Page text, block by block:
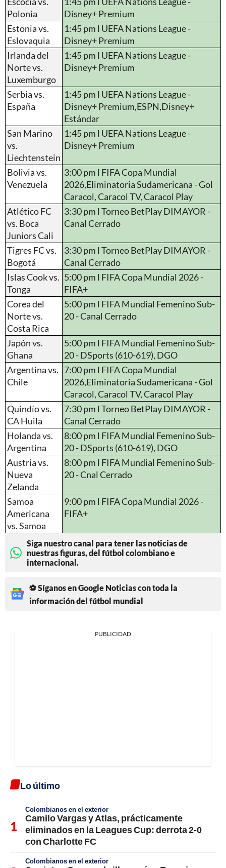
Polonia
Disney+ Premium
Estonia vs.
Eslovaquia
1:45 pm l UEFA Nations League -
Disney+ Premium
Irlanda del
Norte vs.
Luxemburgo
1:45 pm l UEFA Nations League -
Disney+ Premium
Serbia vs.
España
1:45 pm l UEFA Nations League -
Disney+ Premium,ESPN,Disney+
Estándar
San Marino
vs.
Liechtenstein
1:45 pm l UEFA Nations League -
Disney+ Premium
Bolivia vs.
Venezuela
3:00 pm l FIFA Copa Mundial
2026,Eliminatoria Sudamericana - Gol
Caracol, Caracol TV, Caracol Play
Atlético FC
vs. Boca
Juniors Cali
3:30 pm l Torneo BetPlay DIMAYOR -
Canal Cerrado
Tigres FC vs.
Bogotá
3:30 pm l Torneo BetPlay DIMAYOR -
Canal Cerrado
Islas Cook vs.
Tonga
5:00 pm l FIFA Copa Mundial 2026 -
FIFA+
Corea del
Norte vs.
Costa Rica
5:00 pm l FIFA Mundial Femenino Sub-
20 - Canal Cerrado
Japón vs.
Ghana
5:00 pm l FIFA Mundial Femenino Sub-
20 - DSports (610-619), DGO
Argentina vs.
Chile
7:00 pm l FIFA Copa Mundial
2026,Eliminatoria Sudamericana - Gol
Caracol, Caracol TV, Caracol Play
Quindío vs.
CA Huila
7:30 pm l Torneo BetPlay DIMAYOR -
Canal Cerrado
Holanda vs.
Argentina
8:00 pm l FIFA Mundial Femenino Sub-
20 - DSports (610-619), DGO
Austria vs.
Nueva
Zelanda
8:00 pm l FIFA Mundial Femenino Sub-
20 - Cnal Cerrado
Samoa
Americana
vs. Samoa
9:00 pm l FIFA Copa Mundial 2026 -
FIFA+
Siga nuestro canal para tener las noticias de
nuestras figuras, del fútbol colombiano e
internacional.
⚽ Síganos en Google Noticias con toda la
información del fútbol mundial
PUBLICIDAD
Lo último
Colombianos en el exterior
Camilo Vargas y Atlas, prácticamente
eliminados en la Leagues Cup: derrota 2-0
con Charlotte FC
Colombianos en el exterior